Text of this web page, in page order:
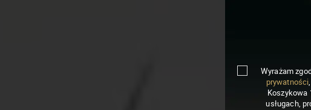
Wyrażam
prywatności
Koszykowa
usługach,